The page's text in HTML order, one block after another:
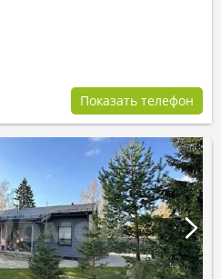
Показать телефон